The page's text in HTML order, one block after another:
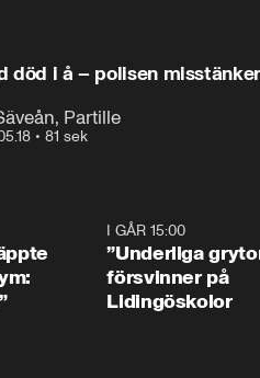
död i å – polisen
Partille
• 81 sek
I GÅR 15:00
”Underliga
försvinner på
Lidingöskolor